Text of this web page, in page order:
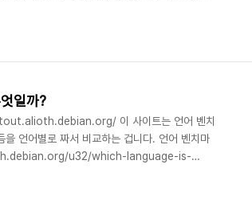
사용 메모리, Code B는 gzip으로 압축한 용
일까?
이 사이트는 언어 벤치
언어별로 짜서 비교하는 겁니다. 언어 벤치마
u32/which-language-is-
들이 분량이 적은 것 같습니다. 쿼드코어판에서